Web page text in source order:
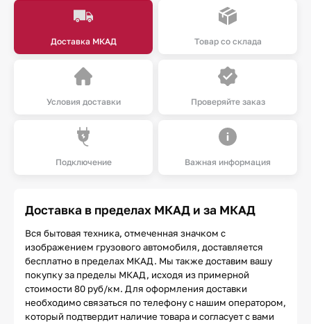
Доставка МКАД Товар со склада
Условия доставки Проверяйте заказ
Подключение Важная информация
Доставка в пределах МКАД и за МКАД
Вся бытовая техника, отмеченная значком с
изображением грузового автомобиля, доставляется
бесплатно в пределах МКАД. Мы также доставим вашу
покупку за пределы МКАД, исходя из примерной
стоимости 80 руб/км. Для оформления доставки
необходимо связаться по телефону с нашим оператором,
который подтвердит наличие товара и согласует с вами